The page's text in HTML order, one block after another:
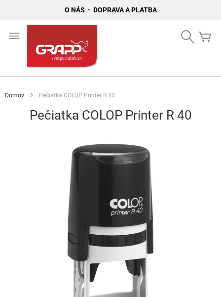
O NÁS • DOPRAVA A PLATBA
Search
Domov Pečiatka COLOP Printer R 40
Pečiatka COLOP Printer R 40